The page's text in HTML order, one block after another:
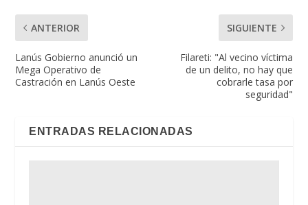
ANTERIOR
Lanús Gobierno anunció un
Mega Operativo de
Castración en Lanús Oeste
SIGUIENTE
Filareti: "Al vecino víctima
de un delito, no hay que
cobrarle tasa por
seguridad"
ENTRADAS RELACIONADAS